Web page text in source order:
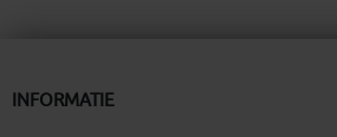
INFORMATIE